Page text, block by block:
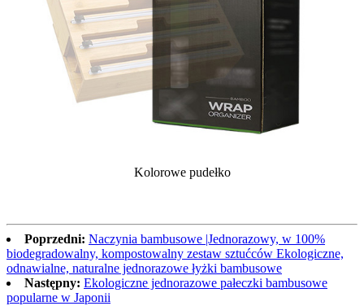
Kolorowe pudełko
Poprzedni: Naczynia bambusowe |Jednorazowy, w 100%
biodegradowalny, kompostowalny zestaw sztućców Ekologiczne,
odnawialne, naturalne jednorazowe łyżki bambusowe
Następny: Ekologiczne jednorazowe pałeczki bambusowe
popularne w Japonii